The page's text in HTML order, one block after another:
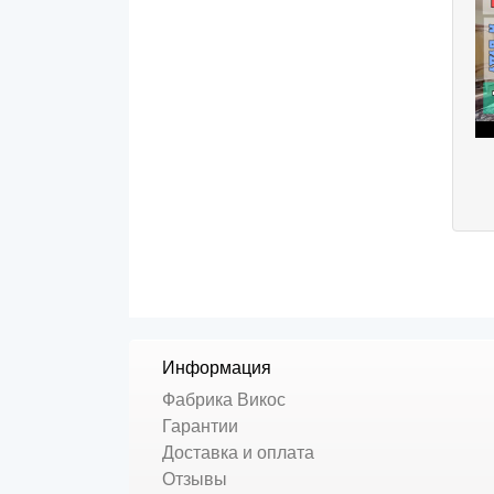
Информация
Фабрика Викос
Гарантии
Доставка и оплата
Отзывы